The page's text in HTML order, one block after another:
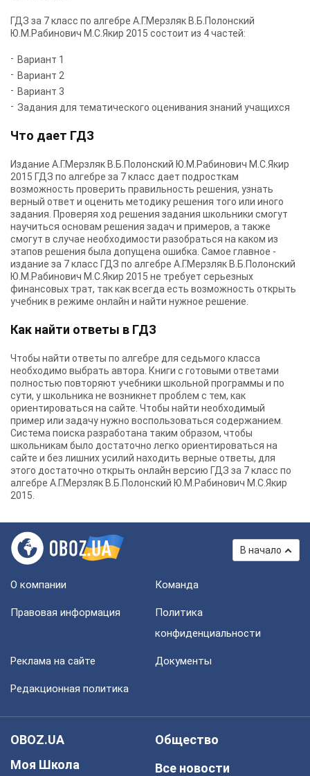
ГДЗ за 7 класс по алгебре А.Г.Мерзляк В.Б.Полонский
Ю.М.Рабинович М.С.Якир 2015 состоит из 4 частей:
Вариант 1
Вариант 2
Вариант 3
Задания для тематического оценивания знаний учащихся
Что дает ГДЗ
Издание А.Г.Мерзляк В.Б.Полонский Ю.М.Рабинович М.С.Якир
2015 ГДЗ по алгебре за 7 класс дает подросткам
возможность проверить правильность решения, узнать
верный ответ и оценить методику решения того или иного
задания. Проверяя ход решения задания школьники смогут
научиться основам решения задач и примеров, а также
смогут в случае необходимости разобраться на каком из
этапов решения была допущена ошибка. Самое главное -
издание за 7 класс ГДЗ по алгебре А.Г.Мерзляк В.Б.Полонский
Ю.М.Рабинович М.С.Якир 2015 не требует серьезных
финансовых трат, так как всегда есть возможность открыть
учебник в режиме онлайн и найти нужное решение.
Как найти ответы в ГДЗ
Чтобы найти ответы по алгебре для седьмого класса
необходимо выбрать автора. Книги с готовыми ответами
полностью повторяют учебники школьной программы и по
сути, у школьника не возникнет проблем с тем, как
ориентироваться на сайте. Чтобы найти необходимый
пример или задачу нужно воспользоваться содержанием.
Система поиска разработана таким образом, чтобы
школьникам было достаточно легко ориентироваться на
сайте и без лишних усилий находить верные ответы, для
этого достаточно открыть онлайн версию ГДЗ за 7 класс по
алгебре А.Г.Мерзляк В.Б.Полонский Ю.М.Рабинович М.С.Якир
2015.
В начало
О компании Команда
Правовая информация
Политика
конфиденциальности
Реклама на сайте Документы
Редакционная политика
OBOZ.UA
Моя Школа
Общество
Все новости